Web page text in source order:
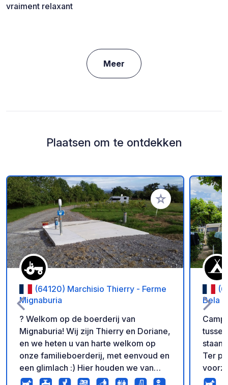
vraiment relaxant
Meer
Plaatsen om te ontdekken
Voeg toe aan je
(64120) Marchisio Thierry - Ferme
Mignaburia
? Welkom op de boerderij van
Mignaburia! Wij zijn Thierry en Doriane,
en we heten u van harte welkom op
onze familieboerderij, met eenvoud en
een glimlach :) Hier houden we van
delen, gezelligheid... en heerlijke
Bela
Ter